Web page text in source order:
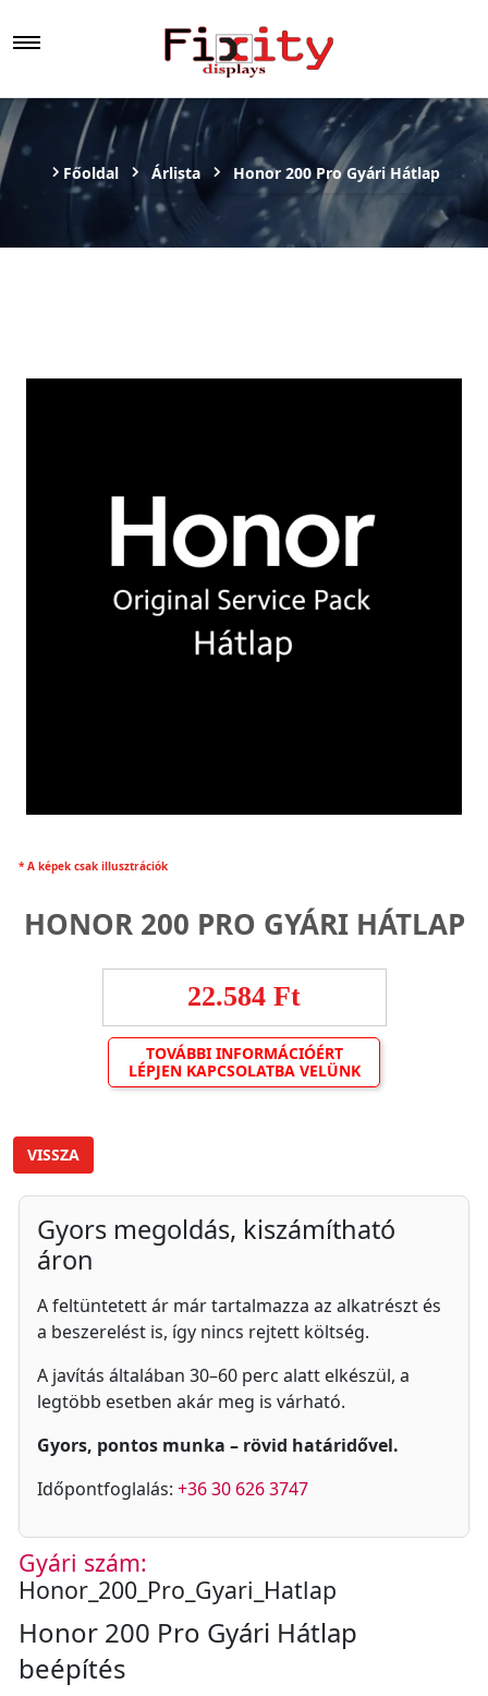
Főoldal Árlista Honor 200 Pro Gyári Hátlap
* A képek csak illusztrációk
HONOR 200 PRO GYÁRI HÁTLAP
22.584 Ft
TOVÁBBI INFORMÁCIÓÉRT
LÉPJEN KAPCSOLATBA VELÜNK
VISSZA
Gyors megoldás, kiszámítható
áron
A feltüntetett ár már tartalmazza az alkatrészt és
a beszerelést is, így nincs rejtett költség.
A javítás általában 30–60 perc alatt elkészül, a
legtöbb esetben akár meg is várható.
Gyors, pontos munka – rövid határidővel.
Időpontfoglalás: +36 30 626 3747
Gyári szám:
Honor_200_Pro_Gyari_Hatlap
Honor 200 Pro Gyári Hátlap
beépítés